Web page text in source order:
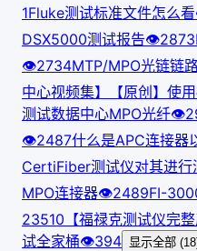
1Fluke测试标准文件怎么看
DSX5000测试报告👁2873
👁2734MTP/MPO光链链
中心视频集】【原创】使
测试数据中心MPO光纤👁
👁2487什么是APC连接器
CertiFiber测试仪对其进行
MPO连接器👁2489FI-
23510 【福禄克测试仪完
试全家桶👁394 显示全部